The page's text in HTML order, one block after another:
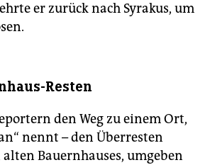
er zurück nach Syrakus, um
Resten
den Weg zu einem Ort,
nennt – den Überresten
Bauernhauses, umgeben